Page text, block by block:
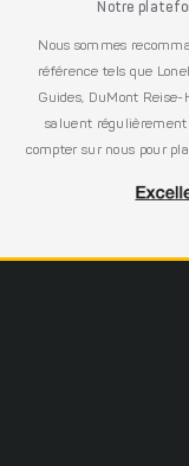
Notre
Nous sommes
référence tels que
Guides, DuMont Reise-
saluent
compter sur nous pour